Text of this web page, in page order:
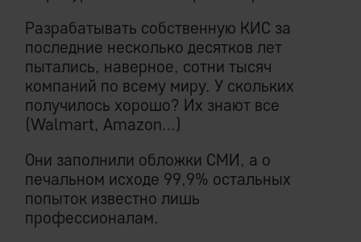
Разрабатывать собственную КИС за
последние несколько десятков лет
пытались, наверное, сотни тысяч
компаний по всему миру. У скольких
получилось хорошо? Их знают все
(Walmart, Amazon…)
Они заполнили обложки СМИ, а о
печальном исходе 99,9% остальных
попыток известно лишь
профессионалам.